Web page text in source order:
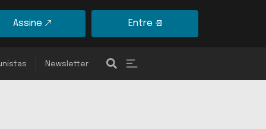
Assine Entre
Newsletter